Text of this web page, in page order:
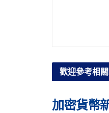
歡迎參考相
加密貨幣